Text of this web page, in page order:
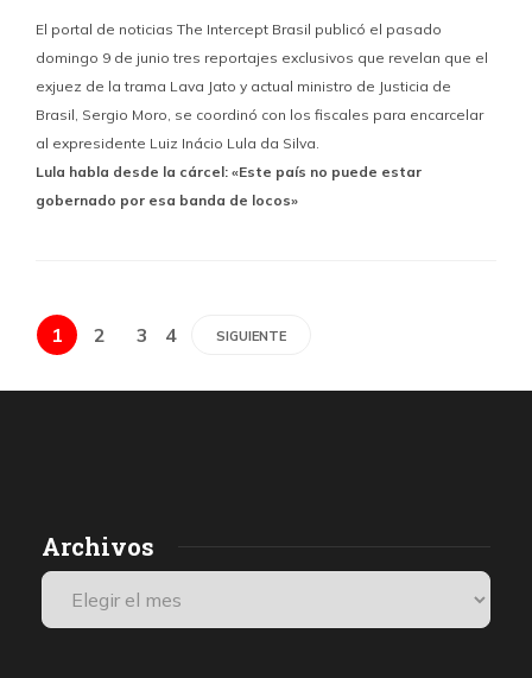
El portal de noticias The Intercept Brasil publicó el pasado
domingo 9 de junio tres reportajes exclusivos que revelan que el
exjuez de la trama Lava Jato y actual ministro de Justicia de
Brasil, Sergio Moro, se coordinó con los fiscales para encarcelar
al expresidente Luiz Inácio Lula da Silva.
Lula habla desde la cárcel: «Este país no puede estar
gobernado por esa banda de locos»
1 2 3 4 SIGUIENTE
Archivos